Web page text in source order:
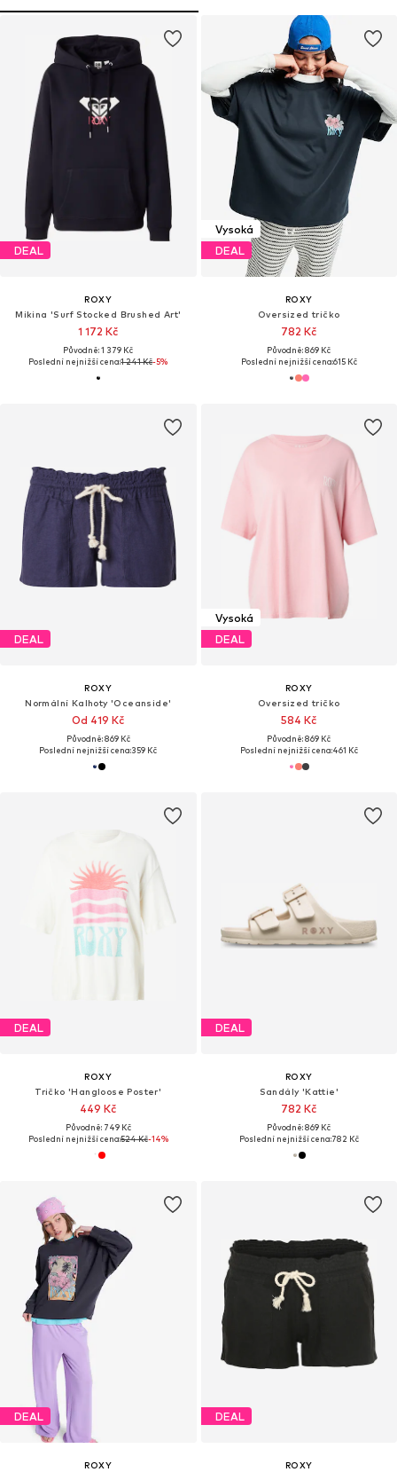
DEAL
ROXY
Mikina 'Surf Stocked Brushed Art'
1 172 Kč
Původně: 1 379 Kč
Poslední nejnižší cena:1 241 Kč-5%
Vysoká
DEAL
ROXY
Oversized tričko
782 Kč
Původně: 869 Kč
Poslední nejnižší cena:615 Kč
DEAL
ROXY
Normální Kalhoty 'Oceanside'
Od 419 Kč
Původně: 869 Kč
Poslední nejnižší cena:359 Kč
Vysoká
DEAL
ROXY
Oversized tričko
584 Kč
Původně: 869 Kč
Poslední nejnižší cena:461 Kč
DEAL
ROXY
Tričko 'Hangloose Poster'
449 Kč
Původně: 749 Kč
Poslední nejnižší cena:524 Kč-14%
DEAL
ROXY
Sandály 'Kattie'
782 Kč
Původně: 869 Kč
Poslední nejnižší cena:782 Kč
DEAL
ROXY
DEAL
ROXY